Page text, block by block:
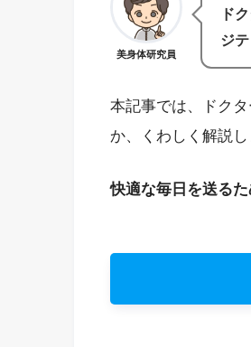
美身体研究員
ド
ジ
本記事では、ドク
か、くわしく解説し
快適な毎日を送る